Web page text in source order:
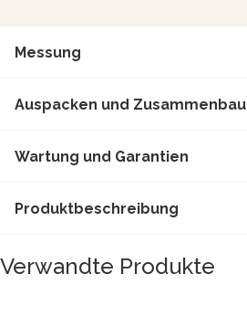
Messung
Auspacken und Zusammenbau
Wartung und Garantien
Produktbeschreibung
Verwandte Produkte